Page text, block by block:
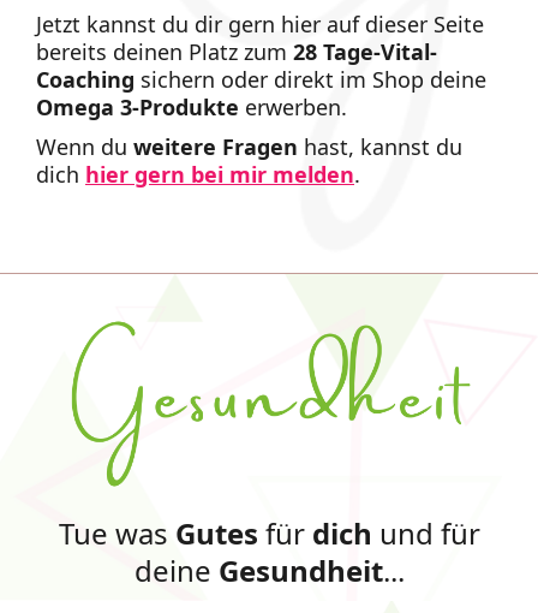
Jetzt kannst du dir gern hier auf dieser Seite
bereits deinen Platz zum 28 Tage-Vital-
Coaching sichern oder direkt im Shop deine
Omega 3-Produkte erwerben.
Wenn du weitere Fragen hast, kannst du
dich hier gern bei mir melden.
Tue was Gutes für dich und für
deine Gesundheit...